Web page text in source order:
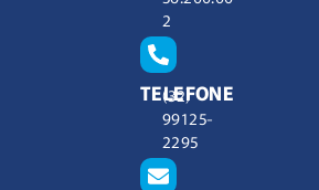
2
TELEFONE
(32)
99125-
2295